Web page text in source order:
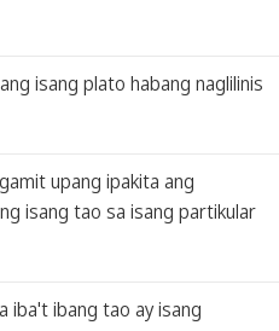
isang plato habang naglilinis
upang ipakita ang
isang tao sa isang partikular
iba't ibang tao ay isang